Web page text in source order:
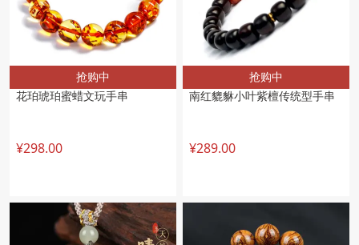
抢购中
花珀琥珀蜜蜡文玩手串
¥298.00
抢购中
南红貔貅小叶紫檀传统型手串
¥289.00